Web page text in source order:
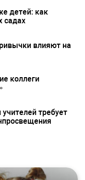
детей: как
садах
влияют на
коллеги
требует